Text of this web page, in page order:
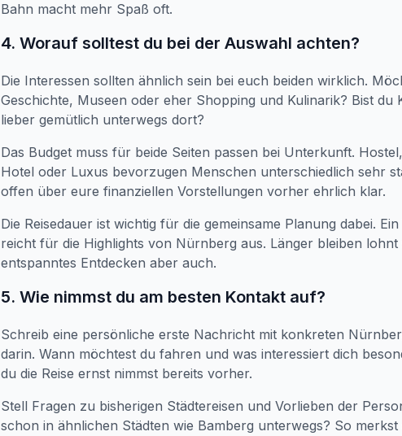
Bahn macht mehr Spaß oft.
4. Worauf solltest du bei der Auswahl achten?
Die Interessen sollten ähnlich sein bei euch beiden wirklich.
Geschichte, Museen oder eher Shopping und Kulinarik? Bist du
lieber gemütlich unterwegs dort?
Das Budget muss für beide Seiten passen bei Unterkunft.
Hotel oder Luxus bevorzugen Menschen unterschiedlich sehr
offen über eure finanziellen Vorstellungen vorher ehrlich klar.
Die Reisedauer ist wichtig für die gemeinsame Planung dabei.
reicht für die Highlights von Nürnberg aus. Länger bleiben
entspanntes Entdecken aber auch.
5. Wie nimmst du am besten Kontakt auf?
Schreib eine persönliche erste Nachricht mit konkreten
darin. Wann möchtest du fahren und was interessiert dich
du die Reise ernst nimmst bereits vorher.
Stell Fragen zu bisherigen Städtereisen und Vorlieben der
schon in ähnlichen Städten wie Bamberg unterwegs? So